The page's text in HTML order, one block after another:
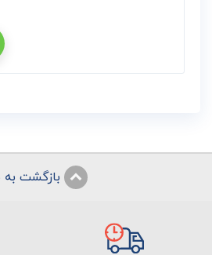
بازگشت به